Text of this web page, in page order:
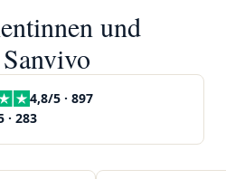
und
4,8/5 · 897
· 283